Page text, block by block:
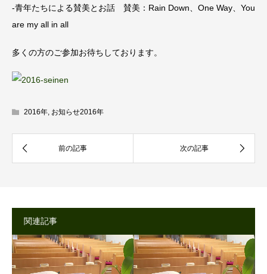
-青年たちによる賛美とお話 賛美：Rain Down、One Way、You
are my all in all
多くの方のご参加お待ちしております。
2016年, お知らせ2016年
関連記事